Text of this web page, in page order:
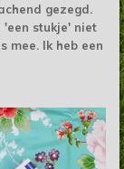
gezegd.
'een stukje' niet
mee. Ik heb een